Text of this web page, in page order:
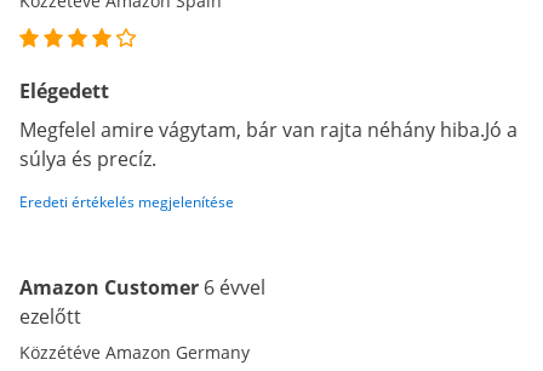
Elégedett
Megfelel amire vágytam, bár van rajta néhány hiba.Jó a
súlya és precíz.
Eredeti értékelés megjelenítése
Amazon Customer 6 évvel
ezelőtt
Közzétéve Amazon Germany